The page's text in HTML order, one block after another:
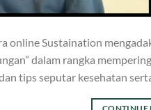
online Sustaination
dalam rangka
tips seputar kesehatan